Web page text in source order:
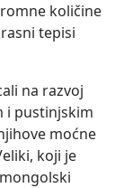
količine
tepisi
na razvoj
i pustinjskim
moćne
koji je